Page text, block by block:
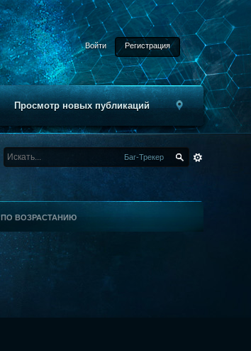
Войти Регистрация
Просмотр новых публикаций
Баг-Трекер
ПО ВОЗРАСТАНИЮ